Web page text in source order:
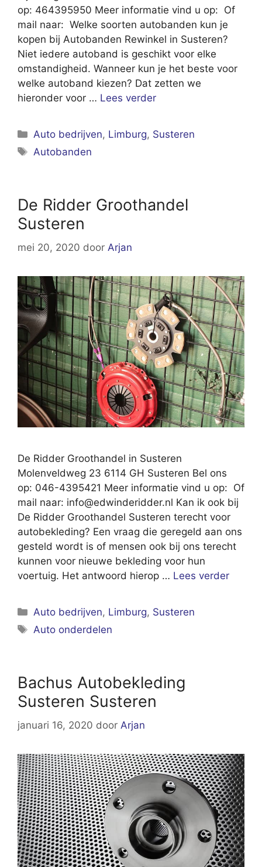
op: 464395950 Meer informatie vind u op: Of
mail naar: Welke soorten autobanden kun je
kopen bij Autobanden Rewinkel in Susteren?
Niet iedere autoband is geschikt voor elke
omstandigheid. Wanneer kun je het beste voor
welke autoband kiezen? Dat zetten we
hieronder voor … Lees verder
Categorieën
Auto bedrijven, Limburg, Susteren
Tags
Autobanden
De Ridder Groothandel
Susteren
mei 20, 2020 door Arjan
De Ridder Groothandel in Susteren
Molenveldweg 23 6114 GH Susteren Bel ons
op: 046-4395421 Meer informatie vind u op: Of
mail naar: info@edwinderidder.nl Kan ik ook bij
De Ridder Groothandel Susteren terecht voor
autobekleding? Een vraag die geregeld aan ons
gesteld wordt is of mensen ook bij ons terecht
kunnen voor nieuwe bekleding voor hun
voertuig. Het antwoord hierop … Lees verder
Categorieën
Auto bedrijven, Limburg, Susteren
Tags
Auto onderdelen
Bachus Autobekleding
Susteren Susteren
januari 16, 2020 door Arjan